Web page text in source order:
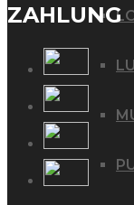
ZAHLUNG